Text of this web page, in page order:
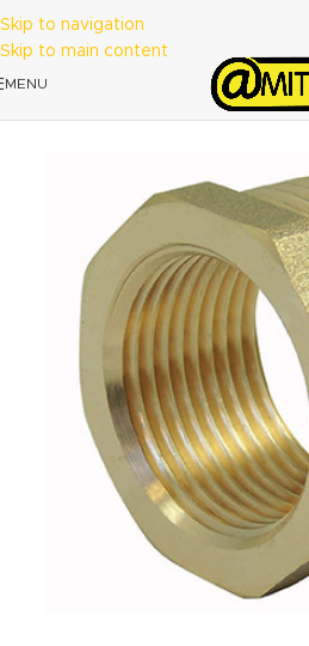
Skip to navigation
Skip to main content
MENU